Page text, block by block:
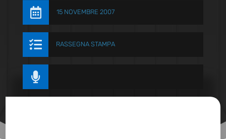
 15 NOVEMBRE 2007
 RASSEGNA STAMPA
